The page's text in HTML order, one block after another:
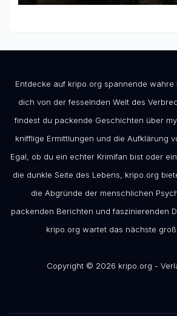
Entdecke auf kripo.org spannende wahre
dich von der fesselnden Welt des
findest du packende Geschichten über
knifflige Ermittlungen und die Aufklärung
Egal, ob du ein echter Krimifan bist oder
die dunkle Seite des Lebens, kripo.org
die Abgründe der menschlichen
packenden Berichten und faszinierenden
kripo.org wartet das nächste
Copyright © 2026 kripo.org -